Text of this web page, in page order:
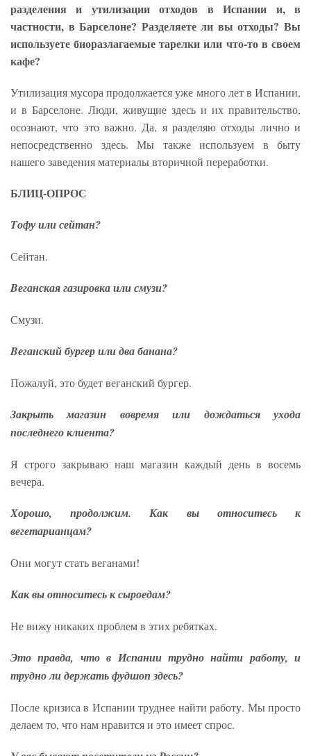
разделения и утилизации отходов в Испании и, в
частности, в Барселоне? Разделяете ли вы отходы? Вы
используете биоразлагаемые тарелки или что-то в своем
кафе?
Утилизация мусора продолжается уже много лет в Испании,
и в Барселоне. Люди, живущие здесь и их правительство,
осознают, что это важно. Да, я разделяю отходы лично и
непосредственно здесь. Мы также используем в быту
нашего заведения материалы вторичной переработки.
БЛИЦ-ОПРОС
Tофу или сейтан?
Сейтан.
Bеганская газировка или смузи?
Смузи.
Bеганский бургер или два банана?
Пожалуй, это будет веганский бургер.
Закрыть магазин вовремя или дождаться ухода
последнего клиента?
Я строго закрываю наш магазин каждый день в восемь
вечера.
Хорошо, продолжим. Как вы относитесь к
вегетарианцам?
Они могут стать веганами!
Как вы относитесь к сыроедам?
Не вижу никаких проблем в этих ребятках.
Это правда, что в Испании трудно найти работу, и
трудно ли держать фудшоп здесь?
После кризиса в Испании труднее найти работу. Мы просто
делаем то, что нам нравится и это имеет спрос.